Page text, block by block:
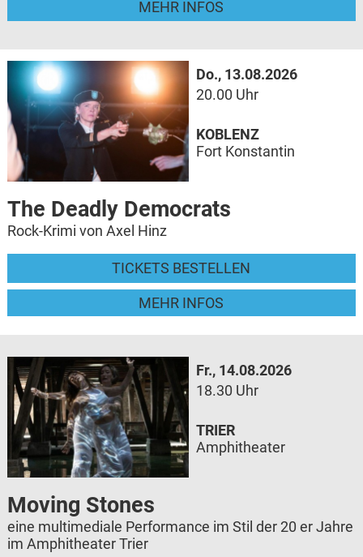
MEHR INFOS
Do., 13.08.2026
20.00 Uhr
The Deadly Democrats
Rock-Krimi von Axel Hinz
TICKETS BESTELLEN
MEHR INFOS
KOBLENZ
Fort Konstantin
Fr., 14.08.2026
18.30 Uhr
Moving Stones
eine multimediale Performance im Stil der 20 er Jahre
im Amphitheater Trier
TRIER
Amphitheater